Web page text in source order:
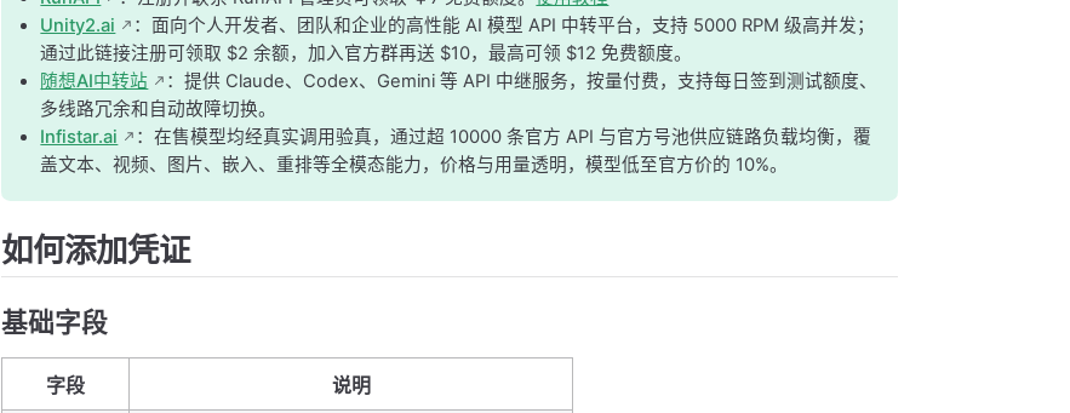
Unity2.ai
：面向个人开发者、团队和企业的高性能 AI 模型 API 中转平台，支持 5000 RPM 级高并发；
通过此链接注册可领取 $2 余额，加入官方群再送 $10，最高可领 $12 免费额度。
随想AI中转站
：提供 Claude、Codex、Gemini 等 API 中继服务，按量付费，支持每日签到测试额度、
多线路冗余和自动故障切换。
Infistar.ai
：在售模型均经真实调用验真，通过超 10000 条官方 API 与官方号池供应链路负载均衡，覆
盖文本、视频、图片、嵌入、重排等全模态能力，价格与用量透明，模型低至官方价的 10%。
如何添加凭证
基础字段
字段 说明